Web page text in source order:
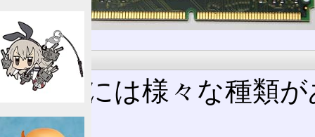
種類
DIMMには様々な種類
る。